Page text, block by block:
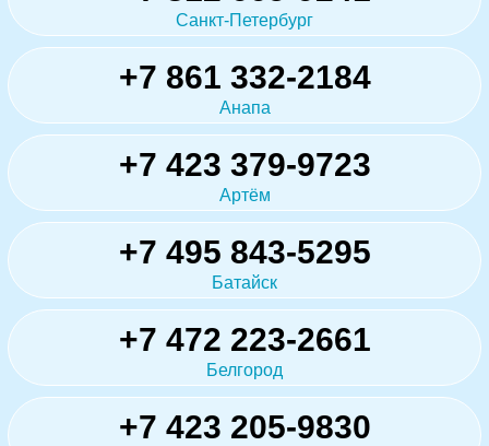
Санкт-Петербург
+7 861 332-2184
Анапа
+7 423 379-9723
Артём
+7 495 843-5295
Батайск
+7 472 223-2661
Белгород
+7 423 205-9830